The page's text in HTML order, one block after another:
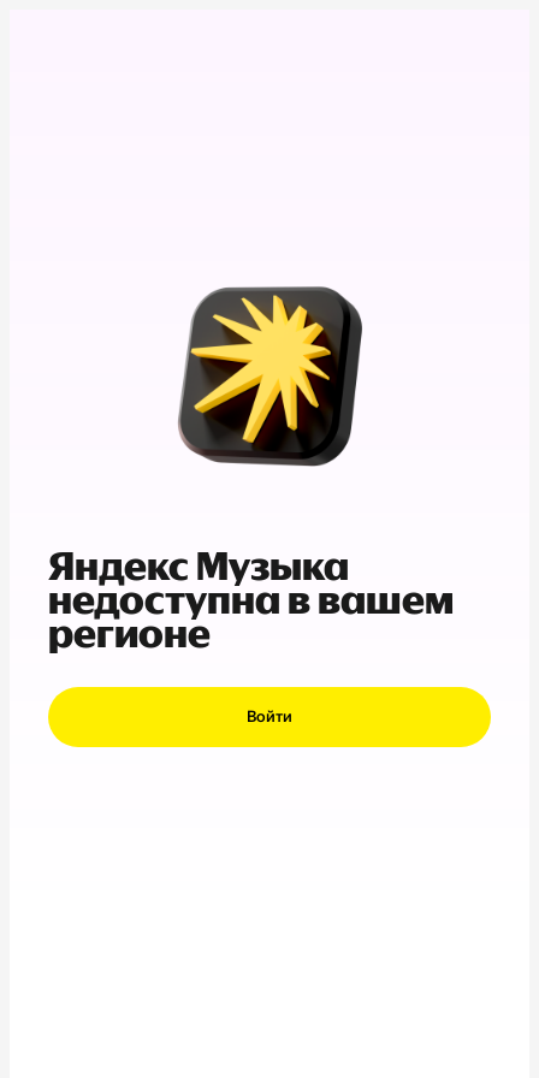
Яндекс Музыка
недоступна в вашем
регионе
Войти